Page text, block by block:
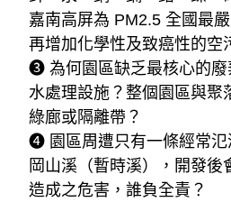
嘉南高屏為 PM2.5 全國最
再增加化學性及致癌性的空
❸ 為何園區缺乏最核心的
水處理設施？整個園區與聚
綠廊或隔離帶？
❹ 園區周遭只有一條經常
岡山溪（暫時溪），開發後
造成之危害，誰負全責？